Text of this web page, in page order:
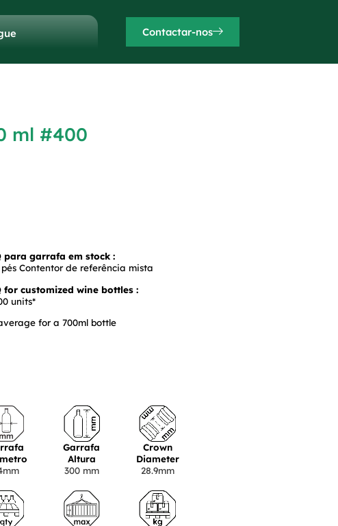
Contactar-nos
ml #400
para garrafa em stock :
pés Contentor de referência mista
for customized wine bottles :
units*
for a 700ml bottle
Garrafa
Altura
300 mm
Crown
Diameter
28.9mm